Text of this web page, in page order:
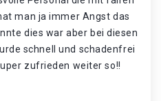
man ja immer Angst das
dies war aber bei diesen
schnell und schadenfrei
zufrieden weiter so!!